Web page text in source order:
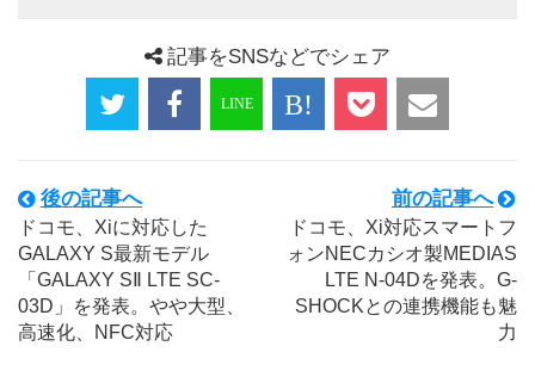
記事をSNSなどでシェア
後の記事へ
ドコモ、Xiに対応した
GALAXY S最新モデル
「GALAXY SⅡ LTE SC-
03D」を発表。やや大型、
高速化、NFC対応
前の記事へ
ドコモ、Xi対応スマートフ
ォンNECカシオ製MEDIAS
LTE N-04Dを発表。G-
SHOCKとの連携機能も魅
力